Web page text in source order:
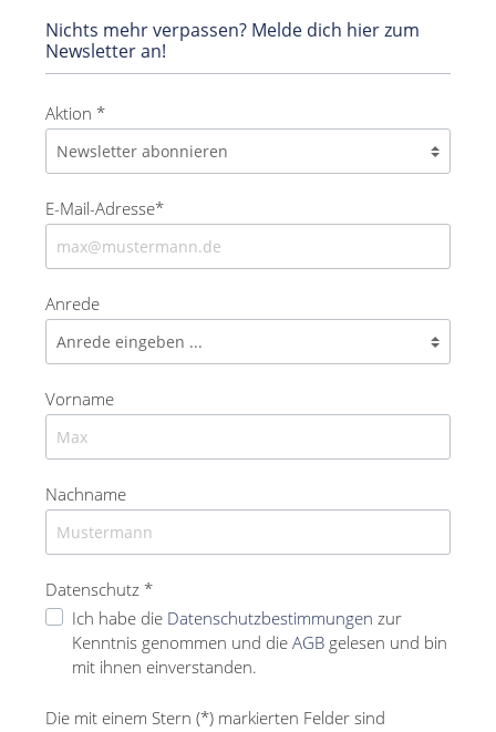
Nichts mehr verpassen? Melde dich hier zum
Newsletter an!
Aktion *
E-Mail-Adresse*
Anrede
Vorname
Nachname
Datenschutz *
Ich habe die Datenschutzbestimmungen zur
Kenntnis genommen und die AGB gelesen und bin
mit ihnen einverstanden.
Die mit einem Stern (*) markierten Felder sind